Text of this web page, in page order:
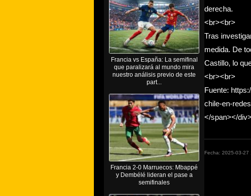
Francia vs España: La semifinal
que paralizará al mundo mira
nuestro análisis previo de este
part...
Francia 2-0 Marruecos: Mbappé
y Dembélé lideran el pase a
semifinales
derecha.
<br><br>
Tras
medida. De
Castillo, lo
<br><br>
Fuente:
chile-en-
</span></div>
Fecha: 2025-03-27